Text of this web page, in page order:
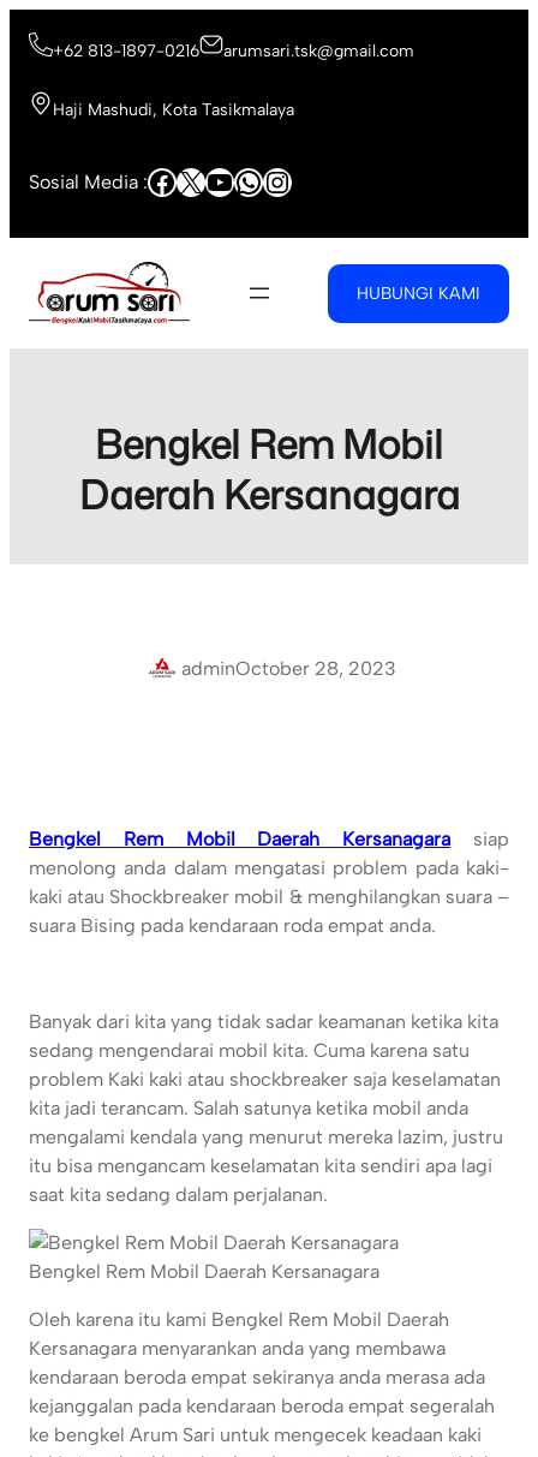
+62 813-1897-0216 arumsari.tsk@gmail.com
Haji Mashudi, Kota Tasikmalaya
Sosial Media :Facebook
X YouTube
WhatsApp
Instagram
HUBUNGI KAMI
Bengkel Rem Mobil
Daerah Kersanagara
adminOctober 28, 2023
Bengkel Rem Mobil Daerah Kersanagara siap
menolong anda dalam mengatasi problem pada kaki-
kaki atau Shockbreaker mobil & menghilangkan suara –
suara Bising pada kendaraan roda empat anda.
Banyak dari kita yang tidak sadar keamanan ketika kita
sedang mengendarai mobil kita. Cuma karena satu
problem Kaki kaki atau shockbreaker saja keselamatan
kita jadi terancam. Salah satunya ketika mobil anda
mengalami kendala yang menurut mereka lazim, justru
itu bisa mengancam keselamatan kita sendiri apa lagi
saat kita sedang dalam perjalanan.
Bengkel Rem Mobil Daerah Kersanagara
Oleh karena itu kami Bengkel Rem Mobil Daerah
Kersanagara menyarankan anda yang membawa
kendaraan beroda empat sekiranya anda merasa ada
kejanggalan pada kendaraan beroda empat segeralah
ke bengkel Arum Sari untuk mengecek keadaan kaki